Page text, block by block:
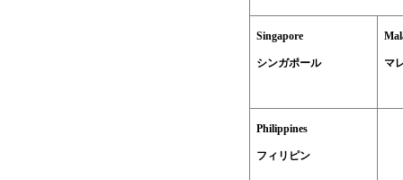
Singapore
シンガポール マ
Philippines
フィリピン